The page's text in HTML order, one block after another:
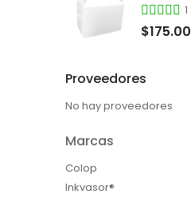
1
$175.00
Proveedores
No hay proveedores
Marcas
Colop
Inkvasor®